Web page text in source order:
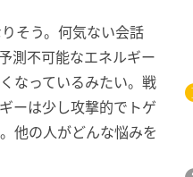
そう。何気ない会話
測不可能なエネルギー
なっているみたい。戦
ーは少し攻撃的でトゲ
他の人がどんな悩みを